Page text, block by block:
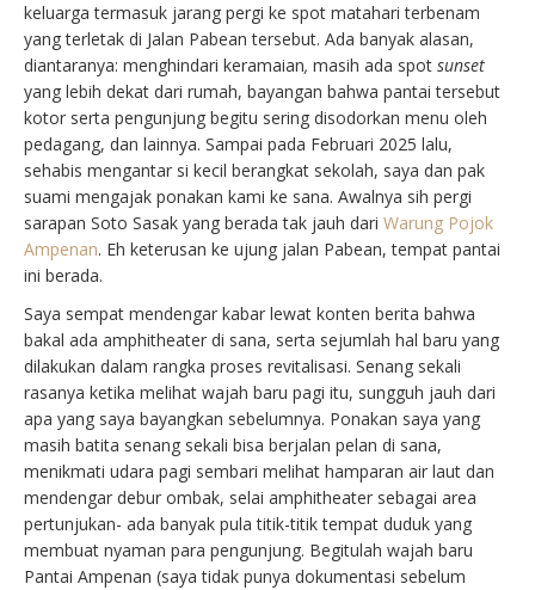
keluarga termasuk jarang pergi ke spot matahari terbenam
yang terletak di Jalan Pabean tersebut. Ada banyak alasan,
diantaranya: menghindari keramaian, masih ada spot sunset
yang lebih dekat dari rumah, bayangan bahwa pantai tersebut
kotor serta pengunjung begitu sering disodorkan menu oleh
pedagang, dan lainnya. Sampai pada Februari 2025 lalu,
sehabis mengantar si kecil berangkat sekolah, saya dan pak
suami mengajak ponakan kami ke sana. Awalnya sih pergi
sarapan Soto Sasak yang berada tak jauh dari Warung Pojok
Ampenan. Eh keterusan ke ujung jalan Pabean, tempat pantai
ini berada.
Saya sempat mendengar kabar lewat konten berita bahwa
bakal ada amphitheater di sana, serta sejumlah hal baru yang
dilakukan dalam rangka proses revitalisasi. Senang sekali
rasanya ketika melihat wajah baru pagi itu, sungguh jauh dari
apa yang saya bayangkan sebelumnya. Ponakan saya yang
masih batita senang sekali bisa berjalan pelan di sana,
menikmati udara pagi sembari melihat hamparan air laut dan
mendengar debur ombak, selai amphitheater sebagai area
pertunjukan- ada banyak pula titik-titik tempat duduk yang
membuat nyaman para pengunjung. Begitulah wajah baru
Pantai Ampenan (saya tidak punya dokumentasi sebelum